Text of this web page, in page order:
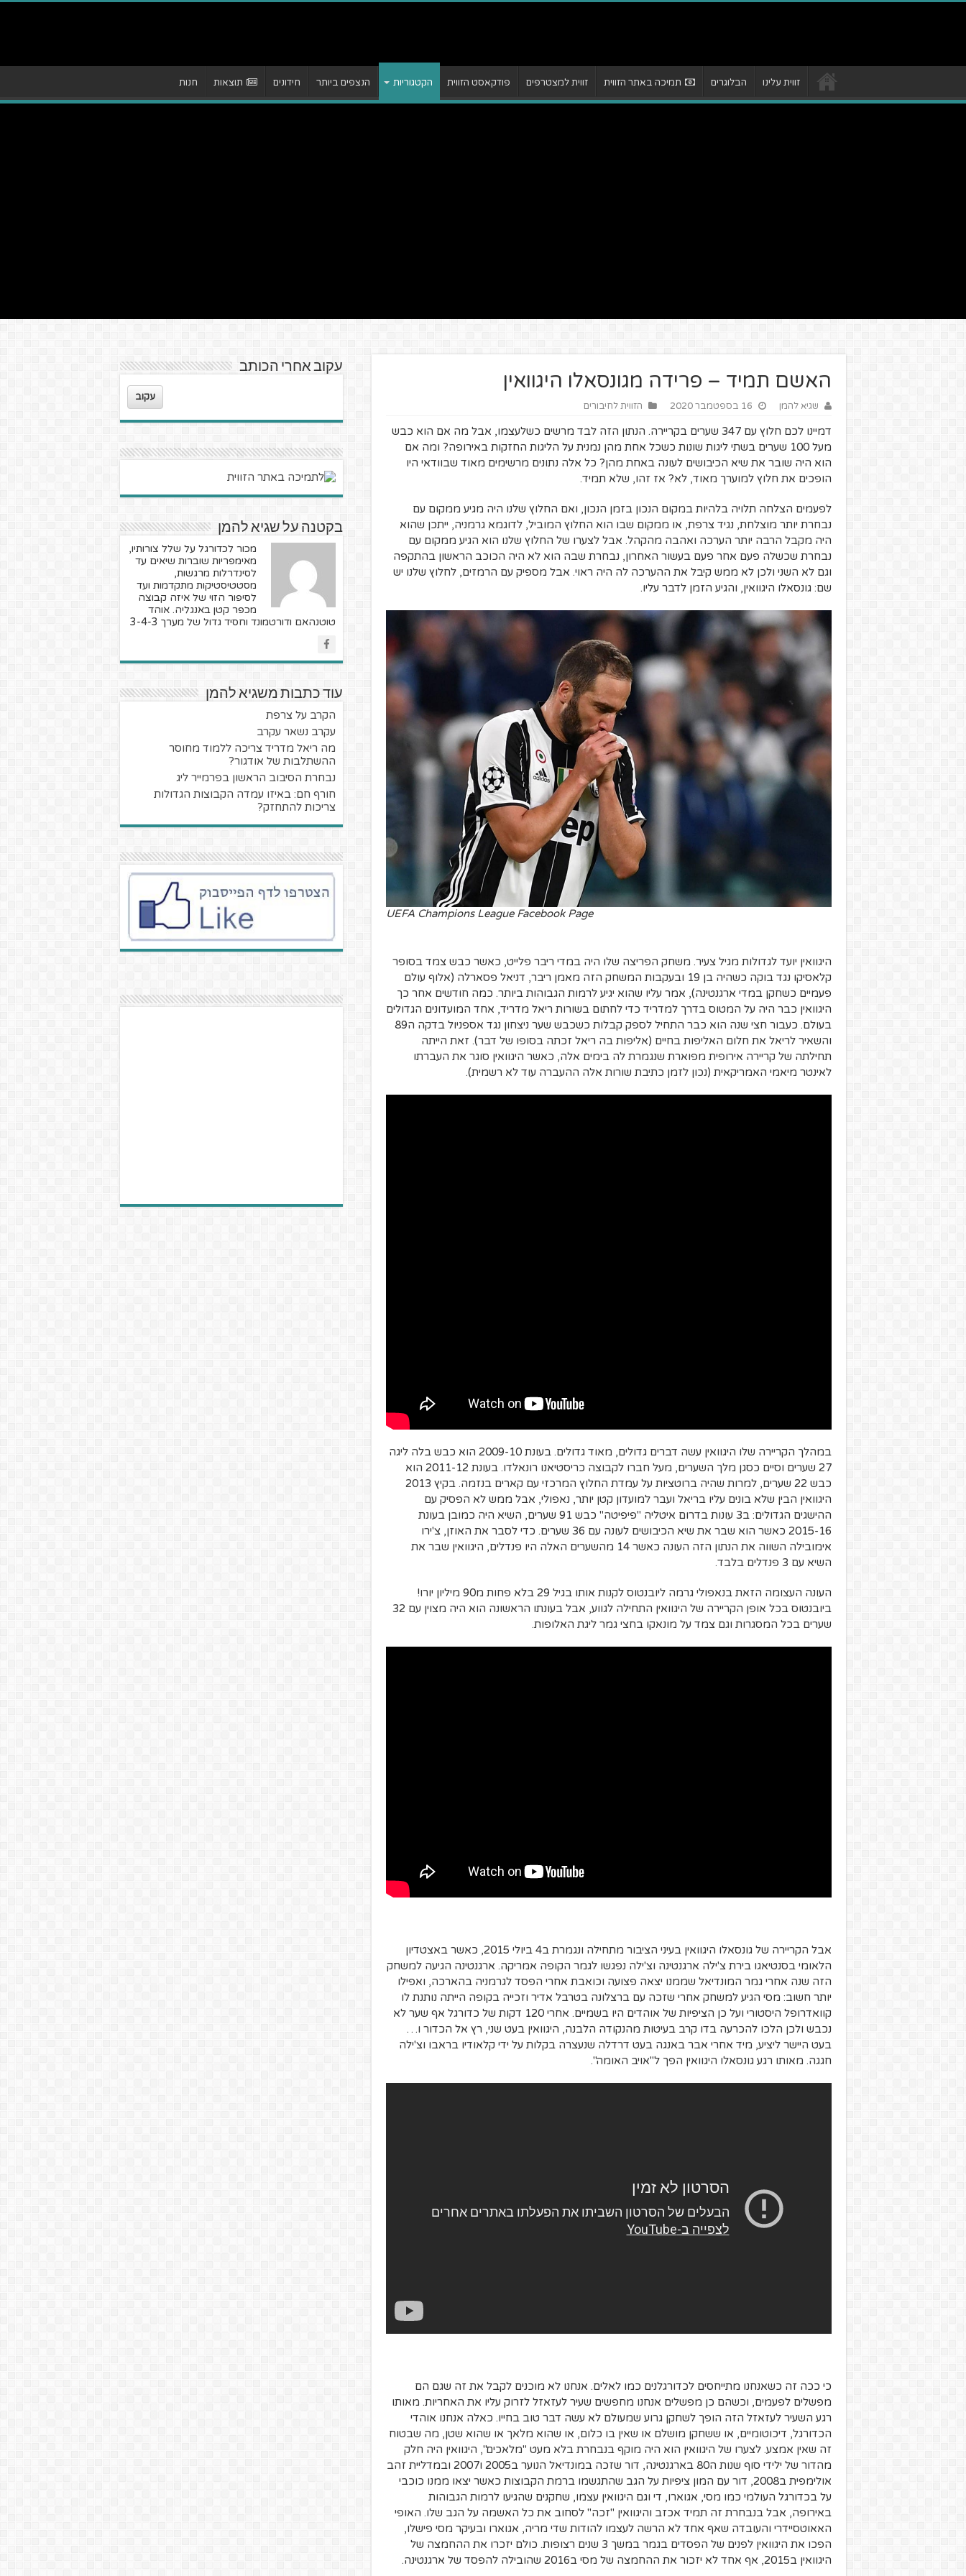
זווית עלינו הבלוגרים תמיכה באתר הזווית זווית למצטרפים פודקאסט הזווית הקטגוריות הנצפים ביותר חידונים תוצאות חנות
האשם תמיד – פרידה מגונסאלו היגוואין
שגיא להמן 16 בספטמבר 2020 הזווית לחיבורים
דמיינו לכם חלוץ עם 347 שערים בקריירה. הנתון הזה לבד מרשים כשלעצמו, אבל מה אם הוא כבש
מעל 100 שערים בשתי ליגות שונות כשכל אחת מהן נמנית על הליגות החזקות באירופה? ומה אם
הוא היה שובר את שיא הכיבושים לעונה באחת מהן? כל אלה נתונים מרשימים מאוד שבוודאי היו
הופכים את חלוץ למוערך מאוד, לא? אז זהו, שלא תמיד.
לפעמים הצלחה תלויה בלהיות במקום הנכון בזמן הנכון, ואם החלוץ שלנו היה מגיע ממקום עם
נבחרת יותר מוצלחת, נגיד צרפת, או ממקום שבו הוא החלוץ המוביל, לדוגמא גרמניה, ייתכן שהוא
היה מקבל הרבה יותר הערכה ואהבה מהקהל. אבל לצערו של החלוץ שלנו הוא הגיע ממקום עם
נבחרת שכשלה פעם אחר פעם בעשור האחרון, נבחרת שבה הוא לא היה הכוכב הראשון בהתקפה
וגם לא השני ולכן לא ממש קיבל את ההערכה לה היה ראוי. אבל מספיק עם הרמזים, לחלוץ שלנו יש
שם: גונסאלו היגוואין, והגיע הזמן לדבר עליו.
UEFA Champions League Facebook Page
היגוואין יועד לגדולות מגיל צעיר. משחק הפריצה שלו היה במדי ריבר פלייט, כאשר כבש צמד בסופר
קלאסיקו נגד בוקה כשהיה בן 19 ובעקבות המשחק הזה מאמן ריבר, דניאל פסארלה (אלוף עולם
פעמיים כשחקן במדי ארגנטינה), אמר עליו שהוא יגיע לרמות הגבוהות ביותר. כמה חודשים אחר כך
היגוואין כבר היה על המטוס בדרך למדריד כדי לחתום בשורות ריאל מדריד, אחד המועדונים הגדולים
בעולם. כעבור חצי שנה הוא כבר התחיל לספק קבלות כשכבש שער ניצחון נגד אספניול בדקה ה89
והשאיר לריאל את חלום האליפות בחיים (אליפות בה ריאל זכתה בסופו של דבר). זאת הייתה
תחילתה של קריירה אירופית מפוארת שנגמרת לה בימים אלה, כאשר היגוואין סוגר את העברתו
לאינטר מיאמי האמריקאית (נכון לזמן כתיבת שורות אלה ההעברה עוד לא רשמית).
במהלך הקריירה שלו היגוואין עשה דברים גדולים, מאוד גדולים. בעונת 2009-10 הוא כבש בלה ליגה
27 שערים וסיים כסגן מלך השערים, מעל חברו לקבוצה כריסטיאנו רונאלדו. בעונת 2011-12 הוא
כבש 22 שערים, למרות שהיה ברוטציות על עמדת החלוץ המרכזי עם קארים בנזמה. בקיץ 2013
היגוואין הבין שלא בונים עליו בריאל ועבר למועדון קטן יותר, נאפולי, אבל ממש לא הפסיק עם
ההישגים הגדולים: ב3 עונות בדרום איטליה "פיפיטה" כבש 91 שערים, השיא היה כמובן בעונת
2015-16 כאשר הוא שבר את שיא הכיבושים לעונה עם 36 שערים. כדי לסבר את האוזן, צ'ירו
אימובילה השווה את הנתון הזה העונה כאשר 14 מהשערים האלה היו פנדלים, היגוואין שבר את
השיא עם 3 פנדלים בלבד.
העונה העצומה הזאת בנאפולי גרמה ליובנטוס לקנות אותו בגיל 29 בלא פחות מ90 מיליון יורו!
ביובנטוס בכל אופן הקריירה של היגוואין התחילה לגווע, אבל בעונתו הראשונה הוא היה מצוין עם 32
שערים בכל המסגרות וגם צמד על מונאקו בחצי גמר ליגת האלופות.
אבל הקריירה של גונסאלו היגוואין בעיני הציבור מתחילה ונגמרת ב4 ביולי 2015, כאשר באצטדיון
הלאומי בסנטיאגו בירת צ'ילה ארגנטינה וצ'ילה נפגשו לגמר הקופה אמריקה. ארגנטינה הגיעה למשחק
הזה שנה אחרי גמר המונדיאל שממנו יצאה פצועה וכואבת אחרי הפסד לגרמניה בהארכה, ואפילו
יותר חשוב: מסי הגיע למשחק אחרי שזכה עם ברצלונה בטרבל אדיר וזכייה בקופה הייתה נותנת לו
קוואדרופל היסטורי ועל כן הציפיות של אוהדים היו בשמיים. אחרי 120 דקות של כדורגל אף שער לא
נכבש ולכן הלכו להכרעה בדו קרב בעיטות מהנקודה הלבנה, היגוואין בעט שני, רץ אל הכדור ו…
בעט היישר ליציע, מיד אחרי אבר באנגה בעט דרדלה שנעצרה בקלות על ידי קלאודיו בראבו וצ'ילה
חגגה. מאותו רגע גונסאלו היגוואין הפך ל"אויב האומה".
כי ככה זה כשאנחנו מתייחסים לכדורגלנים כמו לאלים. אנחנו לא מוכנים לקבל את זה שגם הם
מפשלים לפעמים, וכשהם כן מפשלים אנחנו מחפשים שעיר לעזאזל לזרוק עליו את האחריות. מאותו
רגע השעיר לעזאזל הזה הופך לשחקן גרוע שמעולם לא עשה דבר טוב בחייו. כאלה אנחנו אוהדי
הכדורגל, דיכוטומיים, או ששחקן מושלם או שאין בו כלום, או שהוא מלאך או שהוא שטן, מה שבטוח
זה שאין אמצע. לצערו של היגוואין הוא היה מוקף בנבחרת בלא מעט "מלאכים", היגוואין היה חלק
מהדור של ילידי סוף שנות ה80 בארגנטינה, דור שזכה במונדיאל הנוער ב2005 ו2007 ובמדליית זהב
אולימפית ב2008, דור עם המון ציפיות על הגב שהתגשמו ברמת הקבוצות כאשר יצאו ממנו כוכבי
על בכדורגל העולמי כמו מסי, אגוארו, די וגם היגוואין עצמו, שחקנים שהגיעו לרמות הגבוהות
באירופה, אבל בנבחרת זה תמיד אכזב והיגוואין "זכה" לסחוב את כל האשמה על הגב שלו. האופי
האאוטסיידרי והעובדה שאף אחד לא הרשה לעצמו להודות שדי מריה, אגוארו ובעיקר מסי פישלו,
הפכו את היגוואין לפנים של הפסדים בגמר במשך 3 שנים רצופות. כולם יזכרו את ההחמצה של
היגוואין ב2015, אף אחד לא יזכור את ההחמצה של מסי ב2016 שהובילה להפסד של ארגנטינה.
עקוב אחרי הכותב
עקוב
בקטנה על שגיא להמן
מכור לכדורגל על שלל צורותיו,
מאימפריות שוברות שיאים עד
לסינדרלות מרגשות,
מסטטיסטיקות מתקדמות ועד
לסיפור הזוי של איזה קבוצה
מכפר קטן באנגליה. אוהד
טוטנהאם ודורטמונד וחסיד גדול של מערך 3-4-3
עוד כתבות משגיא להמן
הקרב על צרפת
עקרב נשאר עקרב
מה ריאל מדריד צריכה ללמוד מחוסר
ההשתלבות של אודגור?
נבחרת הסיבוב הראשון בפרמייר ליג
חורף חם: באיזו עמדה הקבוצות הגדולות
צריכות להתחזק?